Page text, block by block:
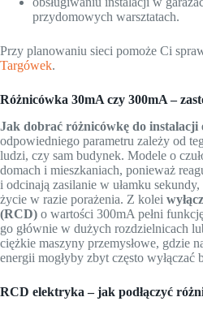
przydomowych warsztatach.
Przy planowaniu sieci pomoże Ci
Targówek.
Różnicówka 30mA czy 300mA –
Jak dobrać różnicówkę do instalacji
odpowiedniego parametru zależy od
ludzi, czy sam budynek. Modele o
domach i mieszkaniach, ponieważ
i odcinają zasilanie w ułamku
życie w razie porażenia. Z kolei
(RCD) o wartości 300mA pełni
go głównie w dużych rozdzielnicach
ciężkie maszyny przemysłowe, gdzie
energii mogłyby zbyt często wyłączać
RCD elektryka – jak podłączyć